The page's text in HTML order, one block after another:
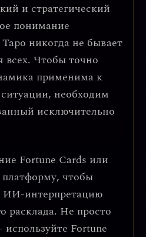
и стратегический
понимание
никогда не бывает
всех. Чтобы точно
применима к
необходим
исключительно
Fortune Cards или
чтобы
ИИ-интерпретацию
расклада. Не просто
Fortune